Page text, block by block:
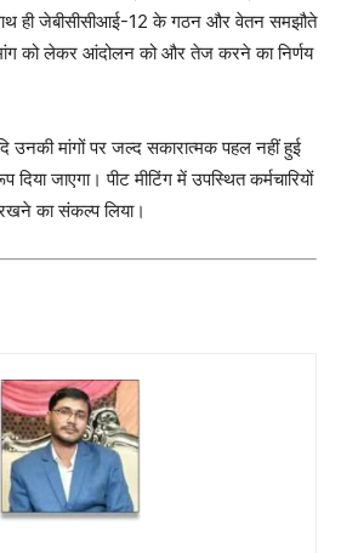
ही जेबीसीसीआई-12 के गठन और वेतन समझौते
को लेकर आंदोलन को और तेज करने का निर्णय
उनकी मांगों पर जल्द सकारात्मक पहल नहीं हुई
जाएगा। पीट मीटिंग में उपस्थित कर्मचारियों
का संकल्प लिया।